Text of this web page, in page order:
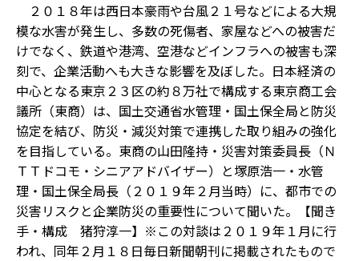
２０１８年は西日本豪雨や台風２１号などによる大規
模な水害が発生し、多数の死傷者、家屋などへの被害だ
けでなく、鉄道や港湾、空港などインフラへの被害も深
刻で、企業活動へも大きな影響を及ぼした。日本経済の
中心となる東京２３区の約８万社で構成する東京商工会
議所（東商）は、国土交通省水管理・国土保全局と防災
協定を結び、防災・減災対策で連携した取り組みの強化
を目指している。東商の山田隆持・災害対策委員長（Ｎ
ＴＴドコモ・シニアアドバイザー）と塚原浩一・水管
理・国土保全局長（２０１９年２月当時）に、都市での
災害リスクと企業防災の重要性について聞いた。【聞き
手・構成 猪狩淳一】※この対談は２０１９年１月に行
われ、同年２月１８日毎日新聞朝刊に掲載されたもので